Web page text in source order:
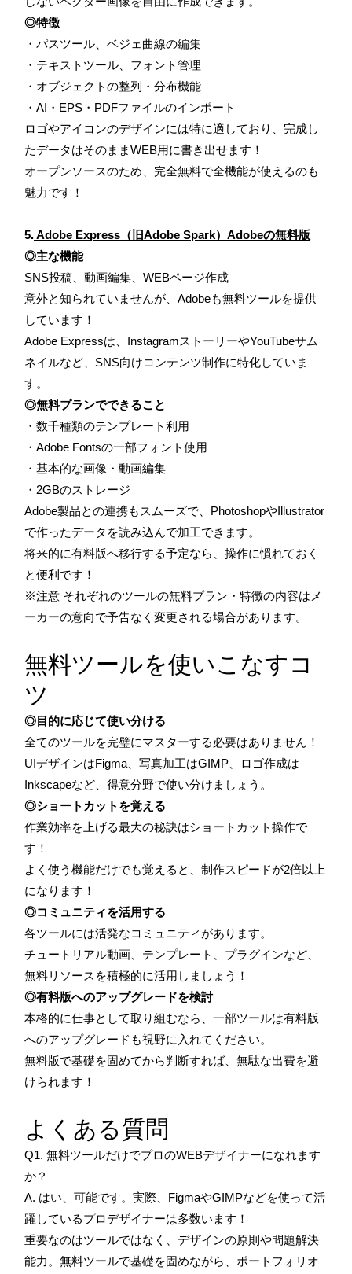
◎特徴
・パスツール、ベジェ曲線の編集
・テキストツール、フォント管理
・オブジェクトの整列・分布機能
・AI・EPS・PDFファイルのインポート
ロゴやアイコンのデザインには特に適しており、完成し
たデータはそのままWEB用に書き出せます！
オープンソースのため、完全無料で全機能が使えるのも
魅力です！
5.Adobe Express（旧Adobe Spark）Adobeの無料版
◎主な機能
SNS投稿、動画編集、WEBページ作成
意外と知られていませんが、Adobeも無料ツールを提供
しています！
Adobe Expressは、InstagramストーリーやYouTubeサム
ネイルなど、SNS向けコンテンツ制作に特化していま
す。
◎無料プランでできること
・数千種類のテンプレート利用
・Adobe Fontsの一部フォント使用
・基本的な画像・動画編集
・2GBのストレージ
Adobe製品との連携もスムーズで、PhotoshopやIllustrator
で作ったデータを読み込んで加工できます。
将来的に有料版へ移行する予定なら、操作に慣れておく
と便利です！
※注意 それぞれのツールの無料プラン・特徴の内容はメ
ーカーの意向で予告なく変更される場合があります。
無料ツールを使いこなすコ
ツ
◎目的に応じて使い分ける
全てのツールを完璧にマスターする必要はありません！
UIデザインはFigma、写真加工はGIMP、ロゴ作成は
Inkscapeなど、得意分野で使い分けましょう。
◎ショートカットを覚える
作業効率を上げる最大の秘訣はショートカット操作で
す！
よく使う機能だけでも覚えると、制作スピードが2倍以上
になります！
◎コミュニティを活用する
各ツールには活発なコミュニティがあります。
チュートリアル動画、テンプレート、プラグインなど、
無料リソースを積極的に活用しましょう！
◎有料版へのアップグレードを検討
本格的に仕事として取り組むなら、一部ツールは有料版
へのアップグレードも視野に入れてください。
無料版で基礎を固めてから判断すれば、無駄な出費を避
けられます！
よくある質問
Q1. 無料ツールだけでプロのWEBデザイナーになれます
か？
A. はい、可能です。実際、FigmaやGIMPなどを使って活
躍しているプロデザイナーは多数います！
重要なのはツールではなく、デザインの原則や問題解決
能力。無料ツールで基礎を固めながら、ポートフォリオ